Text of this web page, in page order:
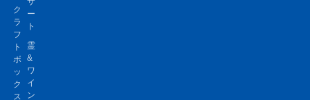
ク
ラ
フ
ト
ボ
ッ
ク
ス
ー
ト
霊
&
ワ
イ
ン